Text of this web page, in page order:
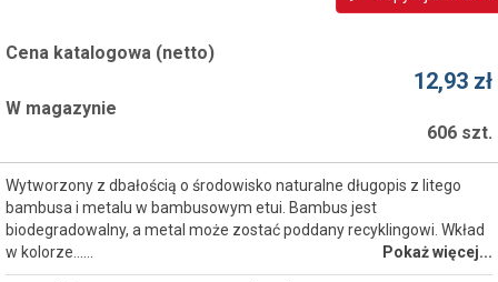
Cena katalogowa (netto)
12,93 zł
W magazynie
606 szt.
Wytworzony z dbałością o środowisko naturalne długopis z litego
bambusa i metalu w bambusowym etui. Bambus jest
biodegradowalny, a metal może zostać poddany recyklingowi. Wkład
w kolorze...…
Pokaż więcej...